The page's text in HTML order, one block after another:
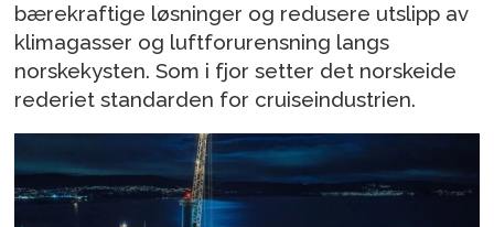
bærekraftige løsninger og redusere utslipp av
klimagasser og luftforurensning langs
norskekysten. Som i fjor setter det norskeide
rederiet standarden for cruiseindustrien.